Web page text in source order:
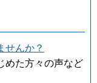
せんか？
めた方々の声など